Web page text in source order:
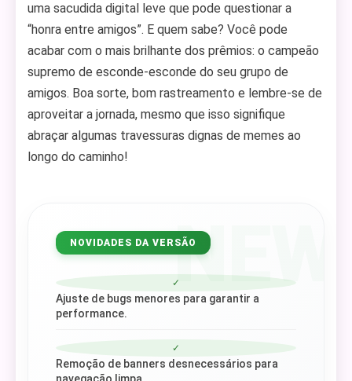
uma sacudida digital leve que pode questionar a
“honra entre amigos”. E quem sabe? Você pode
acabar com o mais brilhante dos prêmios: o campeão
supremo de esconde-esconde do seu grupo de
amigos. Boa sorte, bom rastreamento e lembre-se de
aproveitar a jornada, mesmo que isso signifique
abraçar algumas travessuras dignas de memes ao
longo do caminho!
NEW
NOVIDADES DA VERSÃO
✓
Ajuste de bugs menores para garantir a
performance.
✓
Remoção de banners desnecessários para